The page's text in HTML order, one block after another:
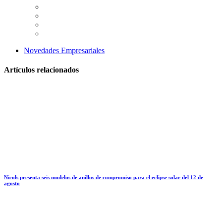
Novedades Empresariales
Artículos relacionados
Nicols presenta seis modelos de anillos de compromiso para el eclipse solar del 12 de
agosto